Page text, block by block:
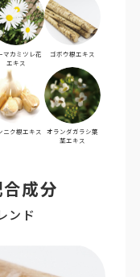
マカミツレ花
エキス
ゴボウ根エキス
ニク根エキス オランダガラシ葉
茎エキス
成分
ンド